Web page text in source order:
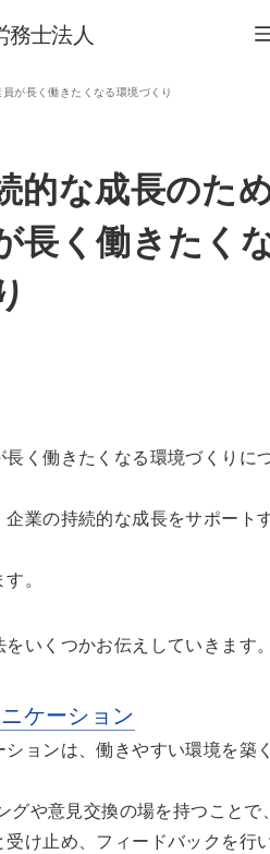
務士法人
が長く働きたくなる環境づくり
的な成長のた
長く働きたく
く働きたくなる環境づくりに
業の持続的な成長をサポート
。
いくつかお伝えしていきます
ケーション
ョンは、働きやすい環境を築
グや意見交換の場を持つことで
け止め、フィードバックを行